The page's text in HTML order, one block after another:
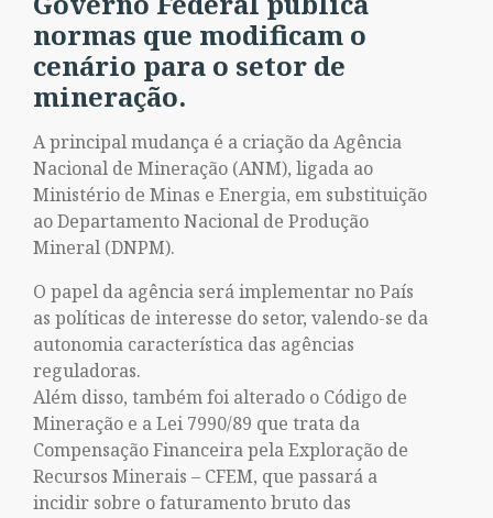
normas que modificam o
cenário para o setor de
mineração.
A principal mudança é a criação da Agência
Nacional de Mineração (ANM), ligada ao
Ministério de Minas e Energia, em substituição
ao Departamento Nacional de Produção
Mineral (DNPM).
O papel da agência será implementar no País
as políticas de interesse do setor, valendo-se da
autonomia característica das agências
reguladoras.
Além disso, também foi alterado o Código de
Mineração e a Lei 7990/89 que trata da
Compensação Financeira pela Exploração de
Recursos Minerais – CFEM, que passará a
incidir sobre o faturamento bruto das